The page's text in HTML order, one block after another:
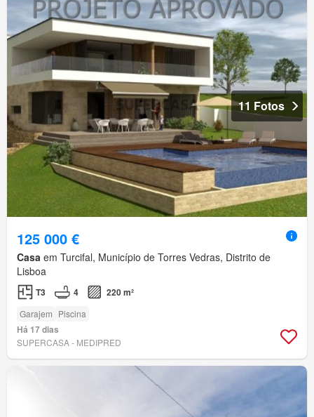
11 Fotos
125 000 €
Casa em Turcifal, Município de Torres Vedras, Distrito de
Lisboa
T3 4 220 m²
Garajem Piscina
Há 17 dias
SUPERCASA - MEDIPRED